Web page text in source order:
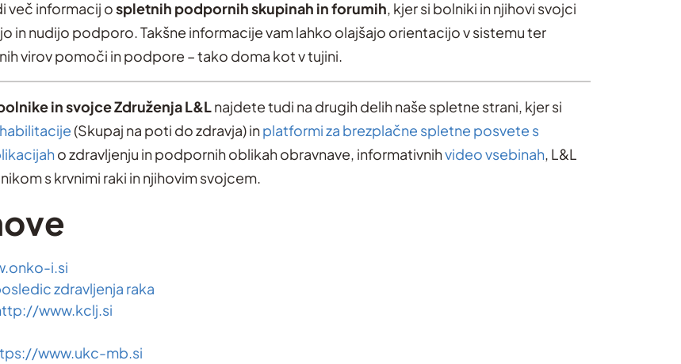
več informacij ospletnih podpornih skupinah in forumih, kjer si bolniki in njihovi svojci
in nudijo podporo. Takšne informacije vam lahko olajšajo orientacijo v sistemu ter
virov pomoči in podpore – tako doma kot v tujini.
in svojce Združenja L&Lnajdete tudi na drugih delih naše spletne strani, kjer si
(Skupaj na poti do zdravja) inplatformi za brezplačne spletne posvete s
o zdravljenju in podpornih oblikah obravnave, informativnihvideo vsebinah, L&L
s krvnimi raki in njihovim svojcem.
i.si
zdravljenja raka
www.kclj.si
www.ukc-mb.si